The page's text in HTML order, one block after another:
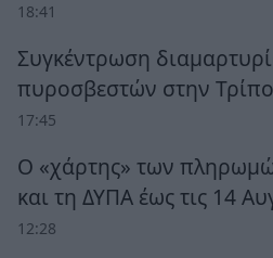
18:41
Συγκέντρωση
πυροσβεστών στην
17:45
Ο «χάρτης» των
και τη ΔΥΠΑ έως τις 14
12:28